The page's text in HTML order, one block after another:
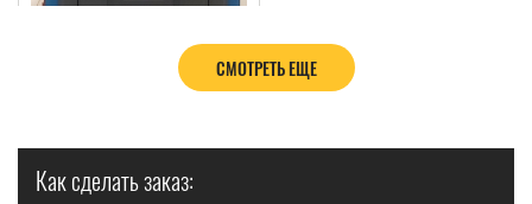
СМОТРЕТЬ ЕЩЕ
Как сделать заказ: